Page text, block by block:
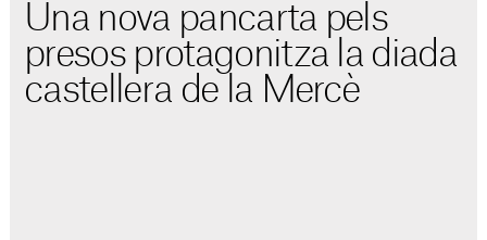
Una nova pancarta pels
presos protagonitza la diada
castellera de la Mercè